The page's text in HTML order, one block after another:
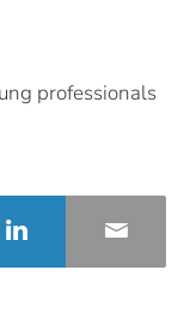
professionals